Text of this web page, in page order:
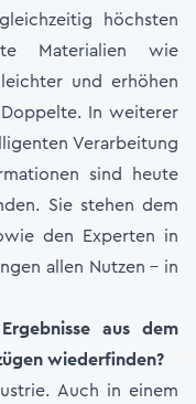
höchsten
Materialien wie
und erhöhen
In weiterer
Verarbeitung
sind heute
Sie stehen dem
den Experten in
allen Nutzen – in
aus dem
wiederfinden?
Auch in einem